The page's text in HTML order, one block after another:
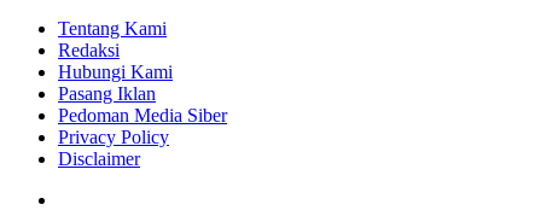
Tentang Kami
Redaksi
Hubungi Kami
Pasang Iklan
Pedoman Media Siber
Privacy Policy
Disclaimer